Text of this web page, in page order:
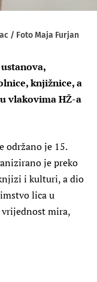
/ Foto Maja Furjan
knjižnice, a
vlakovima HŽ-a
održano je 15.
je preko
i kulturi, a dio
lica u
vrijednost mira,